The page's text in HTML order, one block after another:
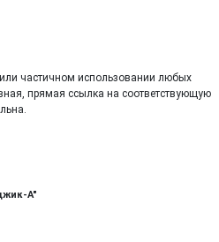
частичном использовании любых
прямая ссылка на соответствующую
А"